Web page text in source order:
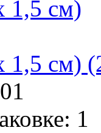
см)
1